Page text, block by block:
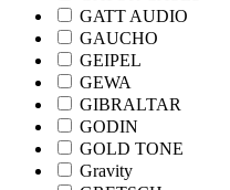
GATT AUDIO
GAUCHO
GEIPEL
GEWA
GIBRALTAR
GODIN
GOLD TONE
Gravity